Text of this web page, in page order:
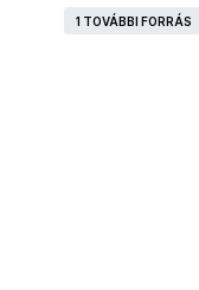
1 TOVÁBBI FORRÁS